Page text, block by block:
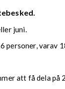
juni.
personer,
att få dela på